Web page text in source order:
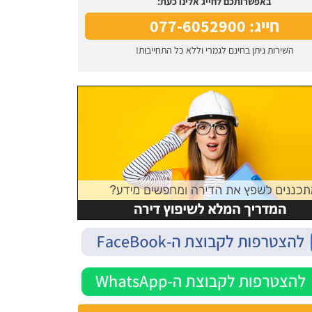
חייג: 077-6052900
השירות ניתן בחינם לגמרי וללא כל התחייבות!